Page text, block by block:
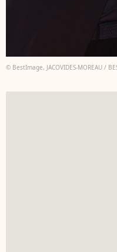
© BestImage, JACOVIDES-MOREAU /